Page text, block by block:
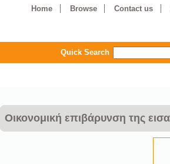
Home Browse Contact us
Quick Search
Οικονομική επιβάρυνση της